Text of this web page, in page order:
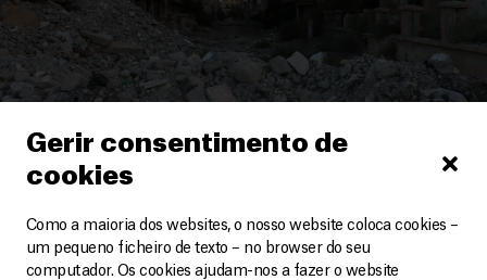
Gerir consentimento de
cookies
Como a maioria dos websites, o nosso website coloca cookies –
um pequeno ficheiro de texto – no browser do seu
computador. Os cookies ajudam-nos a fazer o website
Síria
Zor, na Síria
Artigos